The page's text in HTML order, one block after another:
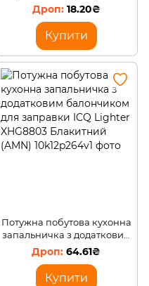
A) (AMN)
18.20₴
Купити
Потужна побутова кухонна
запальничка з додатковим
балончиком для заправки
ICQ Lighter XHG8803
Блакитний (AMN)
64.61₴
Купити